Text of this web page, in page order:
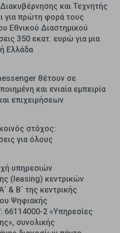
και Τεχνητής
για πρώτη φορά τους
Εθνικού Διαστημικού
350 εκατ. ευρώ για μια
Ελλάδα
θέτουν σε
και ενιαία εμπειρία
επιχειρήσεων
στόχος:
για όλους
υπηρεσιών
(leasing) κεντρικών
& Β΄ της κεντρικής
Ψηφιακής
66114000-2 «Υπηρεσίες
συνολικής